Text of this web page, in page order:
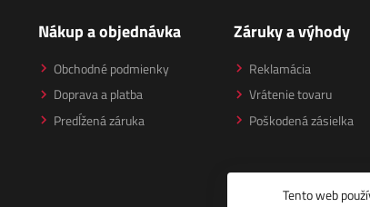
Nákup a objednávka
Obchodné podmienky
Doprava a platba
Predĺžená záruka
Záruky a výhody
Reklamácia
Vrátenie tovaru
Poškodená zásielka
Tento web